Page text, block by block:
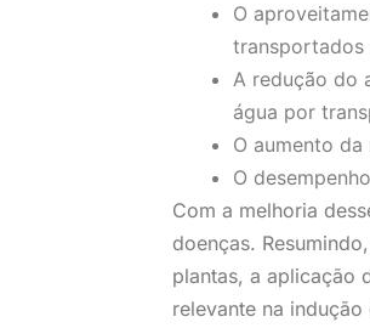
O
transportados
A redução do
água por
O aumento
O
Com a melhoria
doenças.
plantas, a aplicação
relevante na